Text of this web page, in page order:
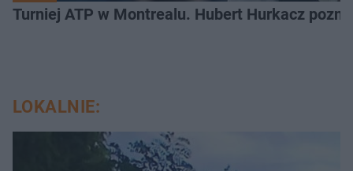
Turniej ATP w Montrealu. Hubert Hurkacz
LOKALNIE: